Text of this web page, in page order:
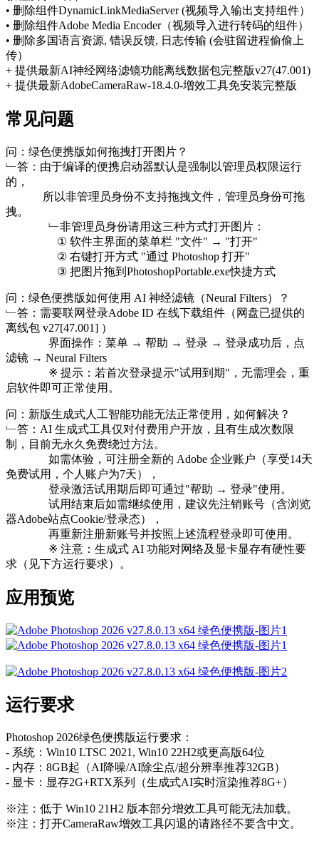
• 删除组件DynamicLinkMediaServer (视频导入输出支持组件）
• 删除组件Adobe Media Encoder（视频导入进行转码的组件）
• 删除多国语言资源, 错误反馈, 日志传输 (会驻留进程偷偷上
传）
+ 提供最新AI神经网络滤镜功能离线数据包完整版v27(47.001)
+ 提供最新AdobeCameraRaw-18.4.0-增效工具免安装完整版
常见问题
问：绿色便携版如何拖拽打开图片？
﹂答：由于编译的便携启动器默认是强制以管理员权限运行
的，
⠀⠀⠀⠀ 所以非管理员身份不支持拖拽文件，管理员身份可拖
拽。
⠀⠀⠀⠀⠀﹂非管理员身份请用这三种方式打开图片：
⠀⠀⠀⠀⠀⠀① 软件主界面的菜单栏 "文件" → "打开"
⠀⠀⠀⠀⠀⠀② 右键打开方式 "通过 Photoshop 打开"
⠀⠀⠀⠀⠀⠀③ 把图片拖到PhotoshopPortable.exe快捷方式
问：绿色便携版如何使用 AI 神经滤镜（Neural Filters）？
﹂答：需要联网登录Adobe ID 在线下载组件（网盘已提供的
离线包 v27[47.001] ）
⠀⠀⠀⠀⠀界面操作：菜单 → 帮助 → 登录 → 登录成功后，点
滤镜 → Neural Filters
⠀⠀⠀⠀⠀※ 提示：若首次登录提示"试用到期"，无需理会，重
启软件即可正常使用。
问：新版生成式人工智能功能无法正常使用，如何解决？
﹂答：AI 生成式工具仅对付费用户开放，且有生成次数限
制，目前无永久免费绕过方法。
⠀⠀⠀⠀⠀如需体验，可注册全新的 Adobe 企业账户（享受14天
免费试用，个人账户为7天），
⠀⠀⠀⠀⠀登录激活试用期后即可通过"帮助 → 登录"使用。
⠀⠀⠀⠀⠀试用结束后如需继续使用，建议先注销账号（含浏览
器Adobe站点Cookie/登录态），
⠀⠀⠀⠀⠀再重新注册新账号并按照上述流程登录即可使用。
⠀⠀⠀⠀⠀※ 注意：生成式 AI 功能对网络及显卡显存有硬性要
求（见下方运行要求）。
应用预览
运行要求
Photoshop 2026绿色便携版运行要求：
- 系统：Win10 LTSC 2021, Win10 22H2或更高版64位
- 内存：8GB起（AI降噪/AI除尘点/超分辨率推荐32GB）
- 显卡：显存2G+RTX系列（生成式AI实时渲染推荐8G+）
※注：低于 Win10 21H2 版本部分增效工具可能无法加载。
※注：打开CameraRaw增效工具闪退的请路径不要含中文。